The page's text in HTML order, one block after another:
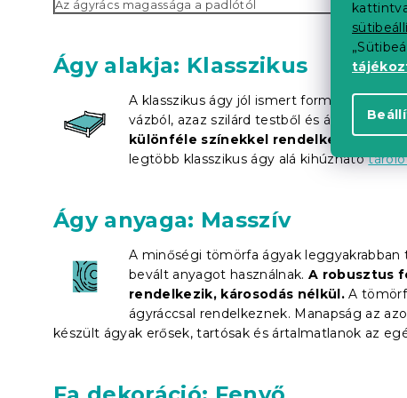
Az ágyrács magassága a padlótól
Ágy alakja: Klasszikus
A klasszikus ágy jól ismert formája egyedül
vázból, azaz szilárd testből és ágyrácsból
különféle színekkel rendelkeznek.
legtöbb klasszikus ágy alá kihúzható
Ágy anyaga: Masszív
A minőségi tömörfa ágyak
bevált anyagot használnak. A robusztus
rendelkezik, károsodás nélkül. A
ágyráccsal rendelkeznek. Manapság az
készült ágyak erősek, tartósak és ártalmatlanok az